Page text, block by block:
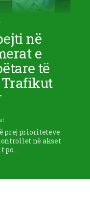
në
e
të
prej prioriteteve
në akset
po…